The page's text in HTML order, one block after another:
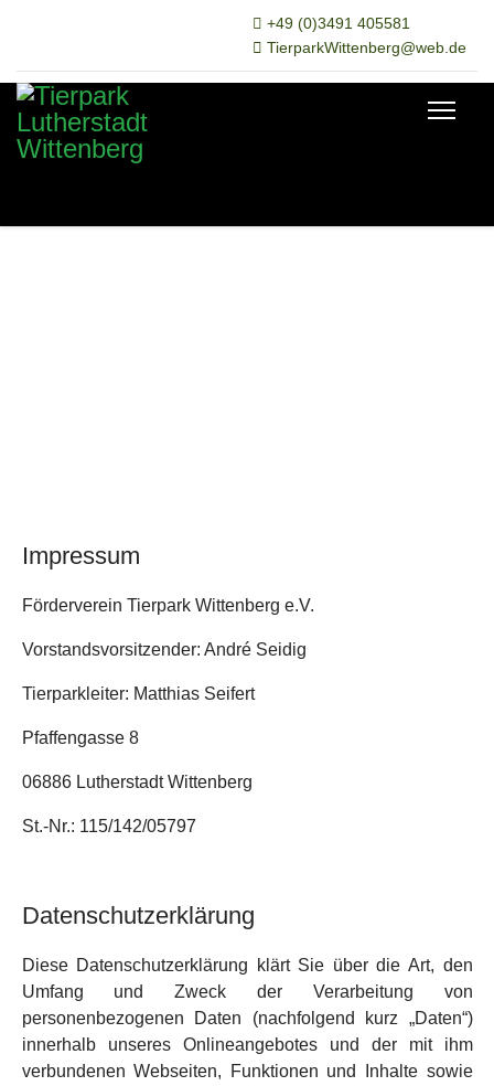
+49 (0)3491 405581
TierparkWittenberg@web.de
Impressum
Förderverein Tierpark Wittenberg e.V.
Vorstandsvorsitzender: André Seidig
Tierparkleiter: Matthias Seifert
Pfaffengasse 8
06886 Lutherstadt Wittenberg
St.-Nr.: 115/142/05797
Datenschutzerklärung
Diese Datenschutzerklärung klärt Sie über die Art, den
Umfang und Zweck der Verarbeitung von
personenbezogenen Daten (nachfolgend kurz „Daten“)
innerhalb unseres Onlineangebotes und der mit ihm
verbundenen Webseiten, Funktionen und Inhalte sowie